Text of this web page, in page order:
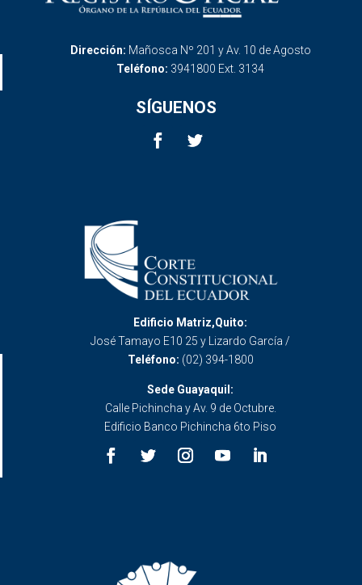
Dirección: Mañosca Nº 201 y Av. 10 de Agosto
Teléfono: 3941800 Ext. 3134
SÍGUENOS
Edificio Matriz,Quito:
José Tamayo E10 25 y Lizardo García /
Teléfono: (02) 394-1800
Sede Guayaquil:
Calle Pichincha y Av. 9 de Octubre.
Edificio Banco Pichincha 6to Piso